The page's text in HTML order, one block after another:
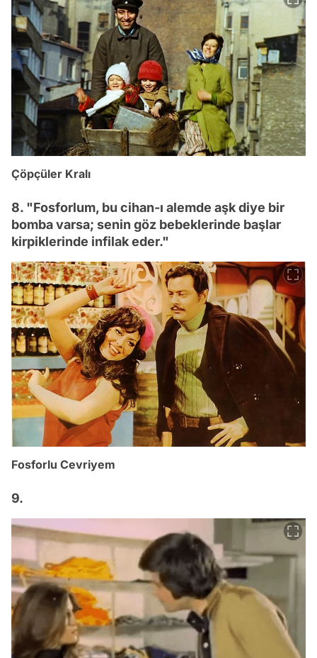
Çöpçüler Kralı
8. "Fosforlum, bu cihan-ı alemde aşk diye bir
bomba varsa; senin göz bebeklerinde başlar
kirpiklerinde infilak eder."
Fosforlu Cevriyem
9.